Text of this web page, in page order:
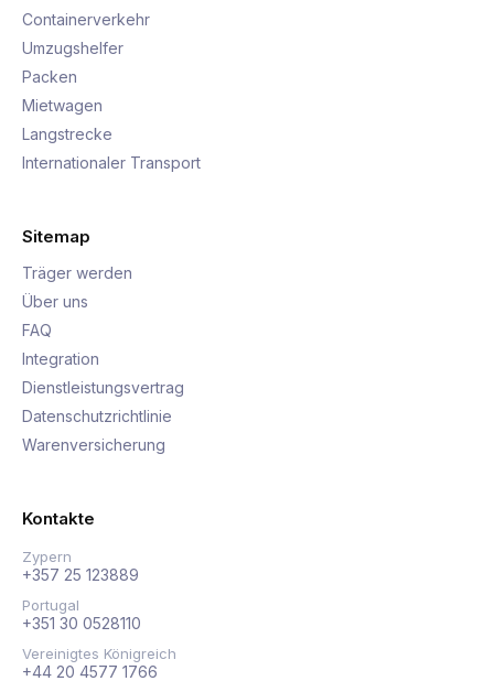
Containerverkehr
Umzugshelfer
Packen
Mietwagen
Langstrecke
Internationaler Transport
Sitemap
Träger werden
Über uns
FAQ
Integration
Dienstleistungsvertrag
Datenschutzrichtlinie
Warenversicherung
Kontakte
Zypern
+357 25 123889
Portugal
+351 30 0528110
Vereinigtes Königreich
+44 20 4577 1766